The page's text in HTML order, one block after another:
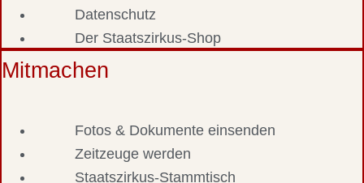
Datenschutz
Der Staatszirkus-Shop
Mitmachen
Fotos & Dokumente einsenden
Zeitzeuge werden
Staatszirkus-Stammtisch